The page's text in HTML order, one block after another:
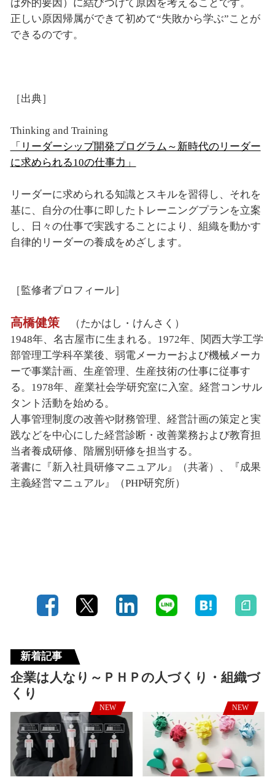
ば外的要因）に結びつけて原因を考えることです。
正しい原因帰属ができて初めて“失敗から学ぶ”ことが
できるのです。
［出典］
Thinking and Training
「リーダーシップ開発プログラム～新時代のリーダー
に求められる10の仕事力」
リーダーに求められる知識とスキルを習得し、それを
基に、自分の仕事に即したトレーニングプランを立案
し、日々の仕事で実践することにより、組織を動かす
自律的リーダーの養成をめざします。
［監修者プロフィール］
高橋健策（たかはし・けんさく）
1948年、名古屋市に生まれる。1972年、関西大学工学
部管理工学科卒業後、弱電メーカーおよび機械メーカ
ーで事業計画、生産管理、生産技術の仕事に従事す
る。1978年、産業社会学研究室に入室。経営コンサル
タント活動を始める。
人事管理制度の改善や財務管理、経営計画の策定と実
践などを中心にした経営診断・改善業務および教育担
当者養成研修、階層別研修を担当する。
著書に『新入社員研修マニュアル』（共著）、『成果
主義経営マニュアル』（PHP研究所）
新着記事
企業は人なり～ＰＨＰの人づくり・組織づ
くり
NEW NEW